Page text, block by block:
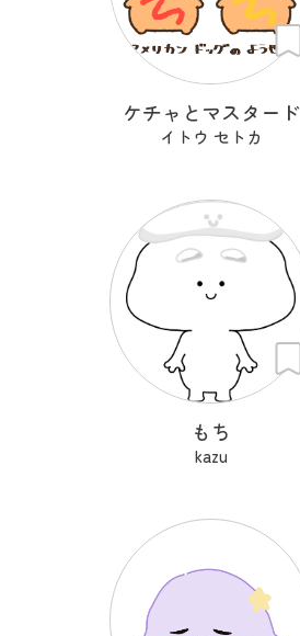
ケチャとマスタード
イトウ セトカ
もち
kazu